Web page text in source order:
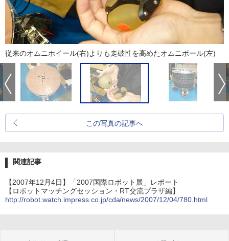
従来のオムニホイール(右)よりも走破性を高めたオムニボール(左)
この写真の記事へ
関連記事
【2007年12月4日】「2007国際ロボット展」レポート
【ロボットマッチングセッション・RT交流プラザ編】
http://robot.watch.impress.co.jp/cda/news/2007/12/04/780.html